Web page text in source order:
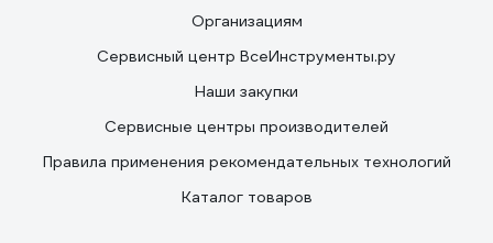
Организациям
Сервисный центр ВсеИнструменты.ру
Наши закупки
Сервисные центры производителей
Правила применения рекомендательных технологий
Каталог товаров